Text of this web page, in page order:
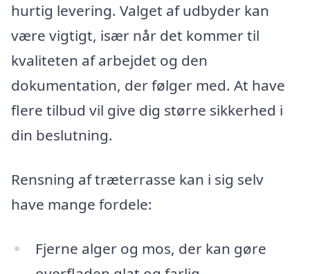
hurtig levering. Valget af udbyder kan
være vigtigt, især når det kommer til
kvaliteten af arbejdet og den
dokumentation, der følger med. At have
flere tilbud vil give dig større sikkerhed i
din beslutning.
Rensning af træterrasse kan i sig selv
have mange fordele:
Fjerne alger og mos, der kan gøre